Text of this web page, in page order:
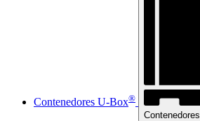
Contenedores U-Box®
Contenedores